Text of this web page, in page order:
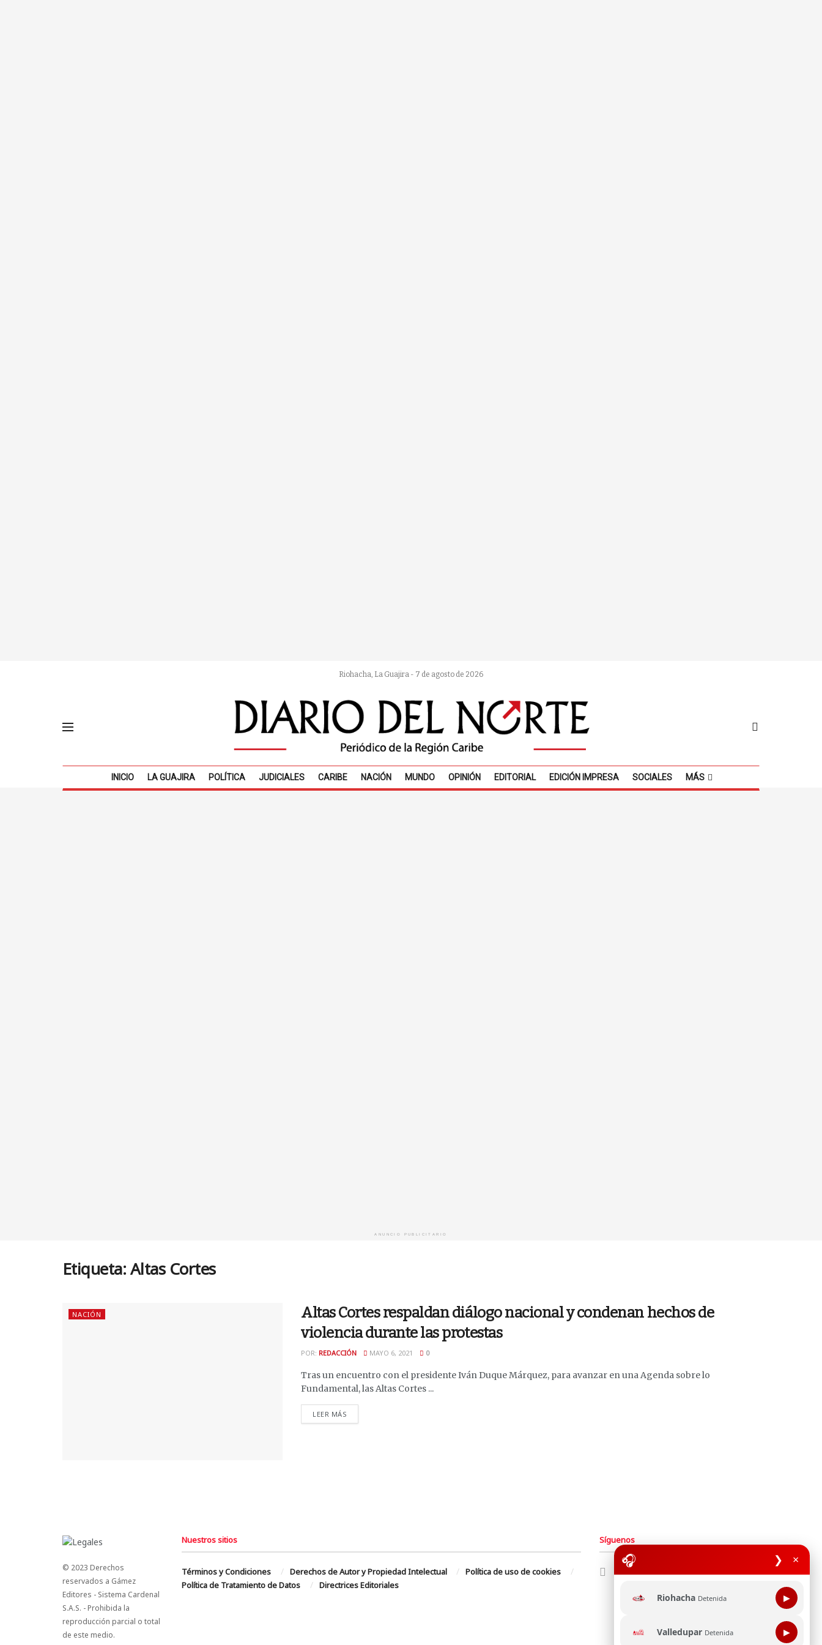
🎧 ❯ ×
Riohacha Detenida ▶
Valledupar Detenida ▶
Riohacha, La Guajira - 7 de agosto de 2026
INICIO LA GUAJIRA POLÍTICA JUDICIALES CARIBE NACIÓN MUNDO OPINIÓN EDITORIAL EDICIÓN IMPRESA SOCIALES MÁS
ANUNCIO PUBLICITARIO
Etiqueta:Altas Cortes
NACIÓN
Altas Cortes respaldan diálogo nacional y condenan hechos de
violencia durante las protestas
POR: REDACCIÓN MAYO 6, 2021 0
Tras un encuentro con el presidente Iván Duque Márquez, para avanzar en una Agenda sobre lo
Fundamental, las Altas Cortes ...
LEER MÁS
© 2023 Derechos
reservados a Gámez
Editores - Sistema Cardenal
S.A.S. - Prohibida la
reproducción parcial o total
de este medio.
Nuestros sitios
Términos y Condiciones Derechos de Autor y Propiedad Intelectual
Política de uso de cookies
Política de Tratamiento de Datos
Directrices Editoriales
Síguenos